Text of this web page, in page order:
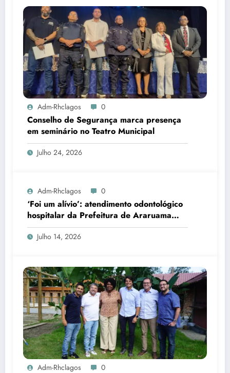
Adm-Rhclagos 0
Conselho de Segurança marca presença
em seminário no Teatro Municipal
Julho 24, 2026
Adm-Rhclagos 0
‘Foi um alívio’: atendimento odontológico
hospitalar da Prefeitura de Araruama
transforma rotina de famílias atípicas
Julho 14, 2026
Adm-Rhclagos 0